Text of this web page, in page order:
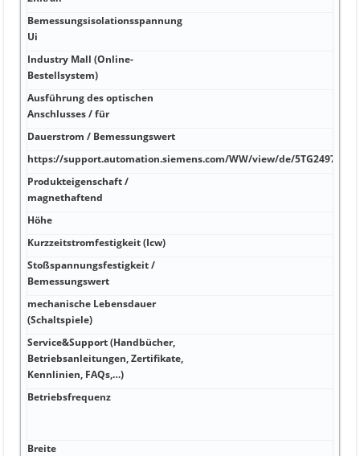
Bemessungsisolationsspannung
Ui
Industry Mall (Online-
Bestellsystem)
Ausführung des optischen
Anschlusses / für
Dauerstrom / Bemessungswert
https://support.automation.siemens.com/WW/view/de/5TG2497/all
Produkteigenschaft /
magnethaftend
Höhe
Kurzzeitstromfestigkeit (Icw)
Stoßspannungsfestigkeit /
Bemessungswert
mechanische Lebensdauer
(Schaltspiele)
Service&Support (Handbücher,
Betriebsanleitungen, Zertifikate,
Kennlinien, FAQs,…)
Betriebsfrequenz
Breite